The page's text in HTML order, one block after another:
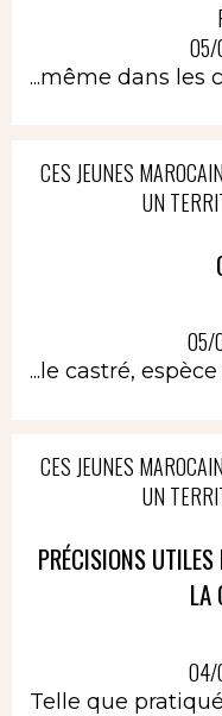
05/
...même dans les
CES JEUNES
UN
05/
...le castré,
CES JEUNES
UN
PRÉCISIONS
LA
04/
Telle que